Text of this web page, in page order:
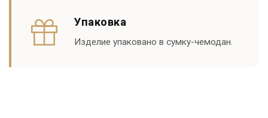
Упаковка
Изделие упаковано в сумку-чемодан.